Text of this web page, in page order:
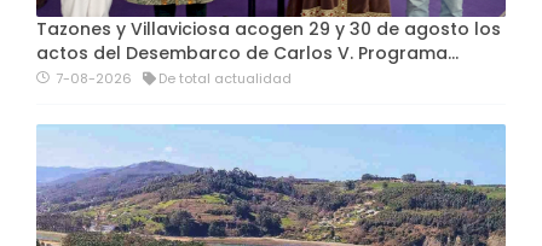
Tazones y Villaviciosa acogen 29 y 30 de agosto los
actos del Desembarco de Carlos V. Programa…
7-08-2026 De total actualidad